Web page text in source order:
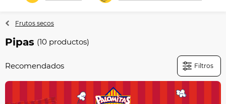
Frutos secos
Pipas (10 productos)
Filtros